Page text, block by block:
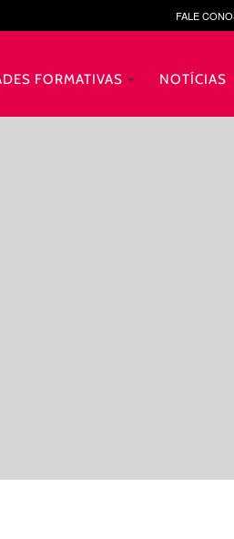
FALE
FORMATIVAS
NOTÍCIAS